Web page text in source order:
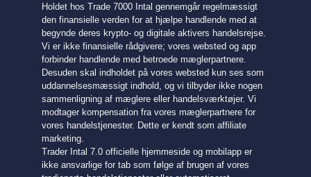
Holdet hos Trade 7000 Intal gennemgår regelmæssigt
den finansielle verden for at hjælpe handlende med at
begynde deres krypto- og digitale aktivers handelsrejse.
Vi er ikke finansielle rådgivere; vores websted og app
forbinder handlende med betroede mæglerpartnere.
Desuden skal indholdet på vores websted kun ses som
uddannelsesmæssigt indhold, og vi tilbyder ikke nogen
sammenligning af mæglere eller handelsværktøjer. Vi
modtager kompensation fra vores mæglerpartnere for
vores handelstjenester. Dette er kendt som affiliate
marketing.
Trader Intal 7.0 officielle hjemmeside og mobilapp er
ikke ansvarlige for tab som følge af brugen af ​​vores